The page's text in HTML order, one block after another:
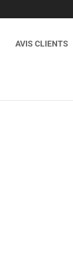
AVIS CLIENTS